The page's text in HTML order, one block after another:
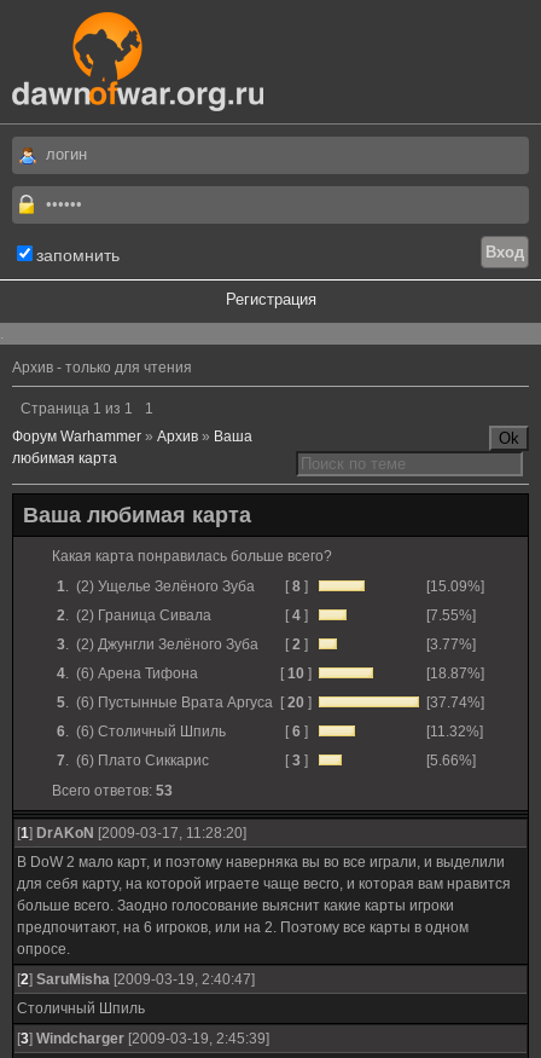
запомнить
Регистрация
.
Архив - только для чтения
Страница 1 из 1
1
Форум Warhammer » Архив » Ваша
любимая карта
Ваша любимая карта
Какая карта понравилась больше всего?
1. (2) Ущелье Зелёного Зуба [ 8]
[15.09%]
2. (2) Граница Сивала [ 4]
[7.55%]
3. (2) Джунгли Зелёного Зуба [ 2 ]
[3.77%]
4. (6) Арена Тифона [ 10 ]
[18.87%]
5. (6) Пустынные Врата Аргуса [ 20 ]
[37.74%]
6. (6) Столичный Шпиль [ 6 ]
[11.32%]
7. (6) Плато Сиккарис [ 3 ]
[5.66%]
Всего ответов: 53
[1] DrAKoN [2009-03-17, 11:28:20]
В DoW 2 мало карт, и поэтому наверняка вы во все играли, и выделили
для себя карту, на которой играете чаще весго, и которая вам нравится
больше всего. Заодно голосование выяснит какие карты игроки
предпочитают, на 6 игроков, или на 2. Поэтому все карты в одном
опросе.
[2] SaruMisha [2009-03-19, 2:40:47]
Столичный Шпиль
[3] Windcharger [2009-03-19, 2:45:39]